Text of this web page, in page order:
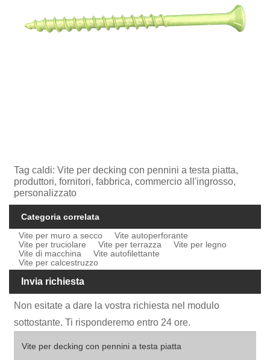
Tag caldi: Vite per decking con pennini a testa piatta,
produttori, fornitori, fabbrica, commercio all'ingrosso,
personalizzato
Categoria correlata
Vite per muro a secco
Vite autoperforante
Vite per truciolare
Vite per terrazza
Vite per legno
Vite di macchina
Vite autofilettante
Vite per calcestruzzo
Invia richiesta
Non esitate a dare la vostra richiesta nel modulo
sottostante. Ti risponderemo entro 24 ore.